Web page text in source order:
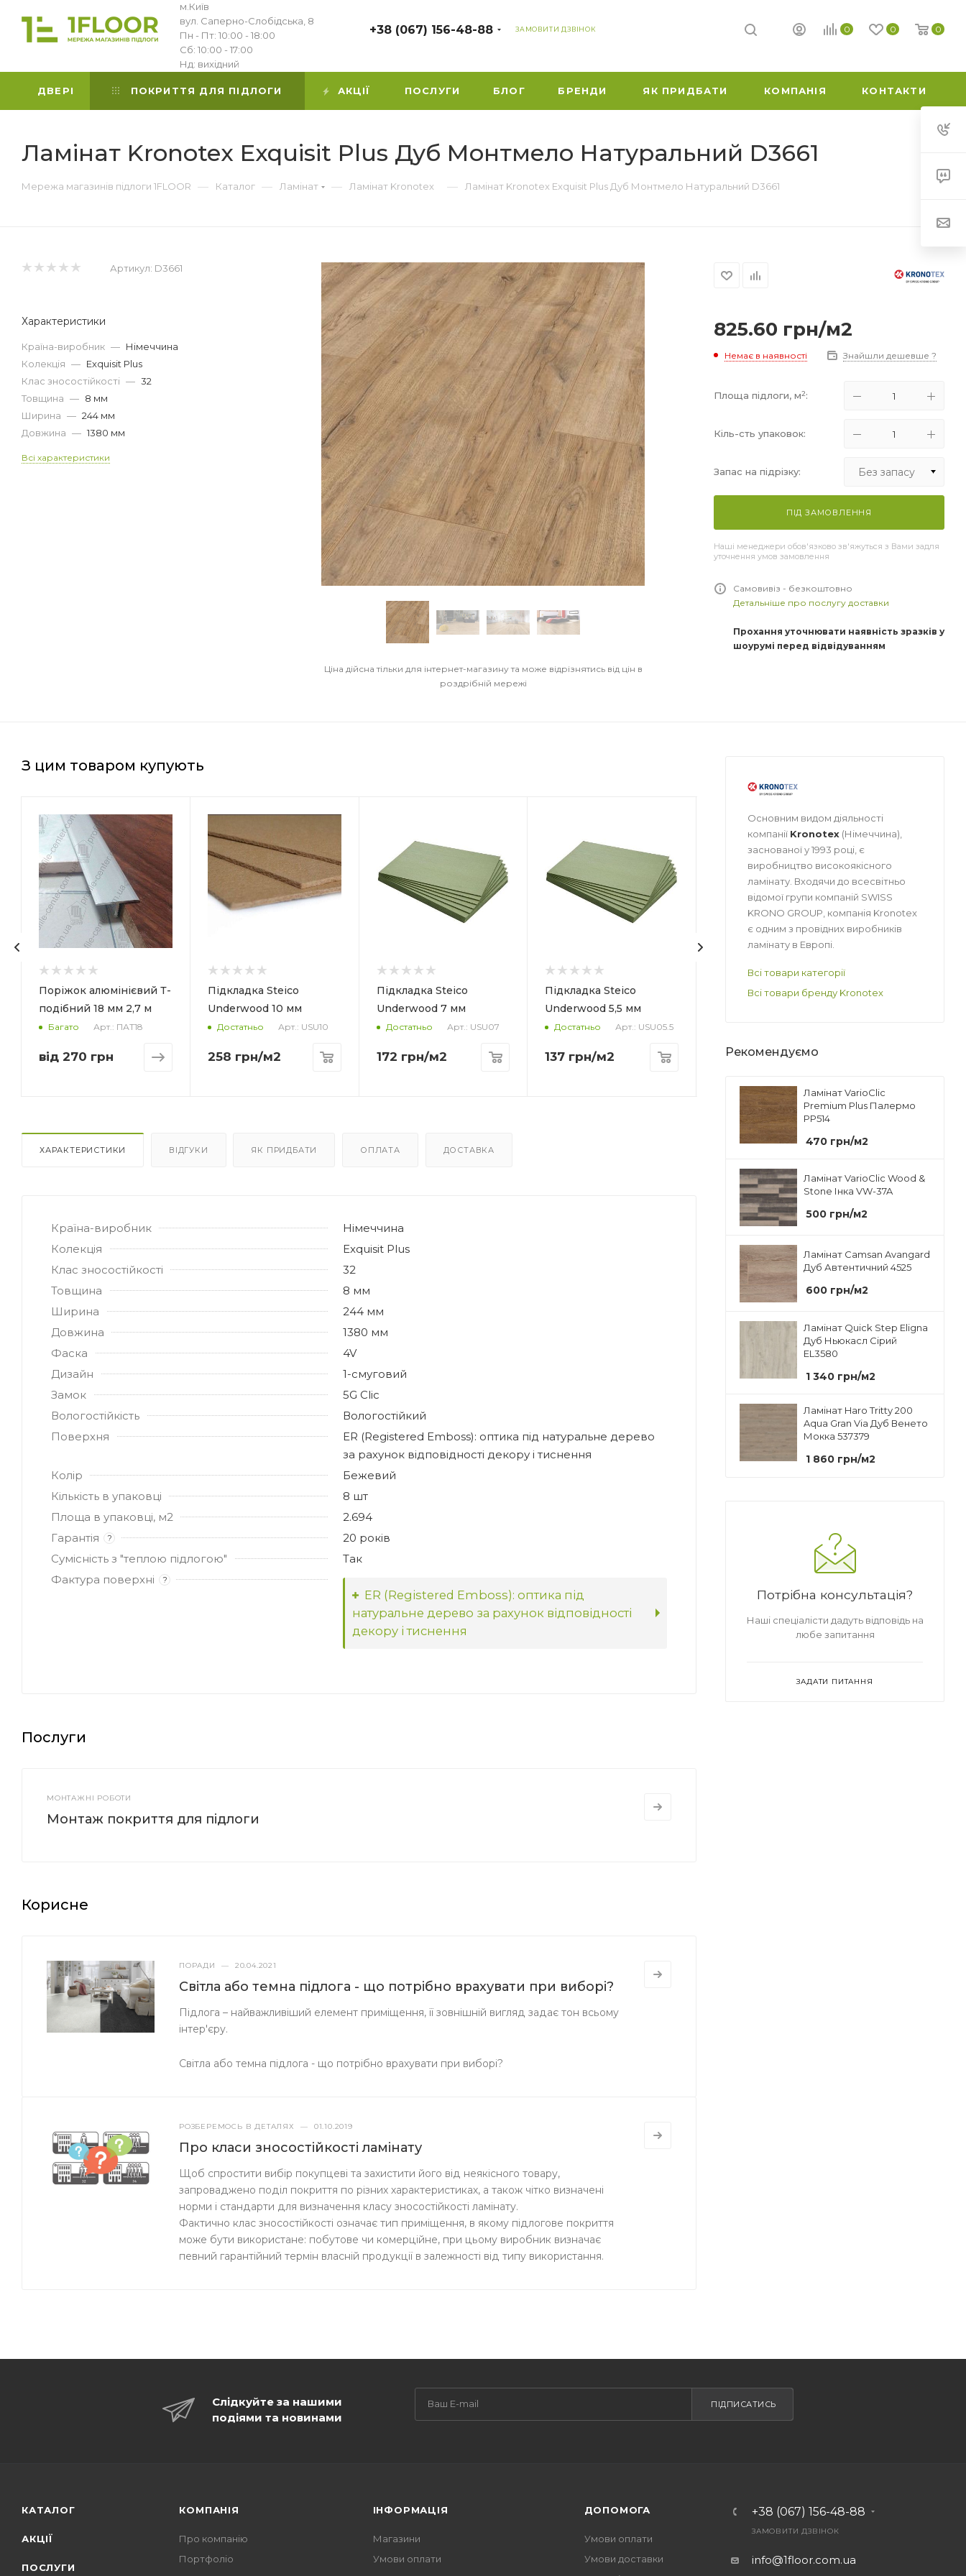
м.Київ
вул. Саперно-Слобідська, 8
Пн - Пт: 10:00 - 18:00
Сб: 10:00 - 17:00
Нд: вихідний
+38 (067) 156-48-88 ЗАМОВИТИ ДЗВІНОК 0 0 0
ДВЕРІ ПОКРИТТЯ ДЛЯ ПІДЛОГИ АКЦІЇ ПОСЛУГИ БЛОГ БРЕНДИ ЯК ПРИДБАТИ КОМПАНІЯ КОНТАКТИ
Ламінат Kronotex Exquisit Plus Дуб Монтмело Натуральний D3661
Мережа магазинів підлоги 1FLOOR — Каталог — Ламінат — Ламінат Kronotex — Ламінат Kronotex Exquisit Plus Дуб Монтмело Натуральний D3661
Ціна дійсна тільки для інтернет-магазину та може відрізнятись від цін в
роздрібній мережі
Артикул: D3661
Характеристики
Країна-виробник — Німеччина
Колекція — Exquisit Plus
Клас зносостійкості — 32
Товщина — 8 мм
Ширина — 244 мм
Довжина — 1380 мм
Всі характеристики
825.60 грн/м2
Немає в наявності Знайшли дешевше ?
Площа підлоги, м2:
Кіль-сть упаковок:
Запас на підрізку: Без запасу
+10%
ПІД ЗАМОВЛЕННЯ
Наші менеджери обов'язково зв'яжуться з Вами задля
уточнення умов замовлення
Самовивіз - безкоштовно
Детальніше про послугу доставки
Прохання уточнювати наявність зразків у
шоурумі перед відвідуванням
З цим товаром купують
Поріжок алюмінієвий Т-
подібний 18 мм 2,7 м
Багато Арт.: ПАТ18
від 270 грн
Країна-виробник
Польща
Товщина
10 мм
Ширина
590 мм
Довжина
790 мм
Матеріал
Форма упаковки
Під ламінат/
Підкладка Steico
Underwood 10 мм
Достатньо Арт.: USU10
258 грн/м2
Товщина
7 мм
590 мм
Матеріал
Форма упаковки
Під ламінат/
Підкладка Steico
Underwood 7 мм
Достатньо Арт.: USU07
172 грн/м2
Ширина
590 мм
Матеріал
Форма упаковки
Під ламінат/
Підкладка Steico
Underwood 5,5 мм
Достатньо Арт.: USU05.5
137 грн/м2
Ширина
590 мм
Матеріал
Форма упаковки
Під ламінат/
Підкладка Steico
125грн/м2
Країна-виробник
Польща
Товщина
3 мм
Ширина
590 мм
Довжина
790 мм
Деревне волокно
Під ламінат/
Кількість в упаковці
20 плит
Площа в упаковці, м2
9.322
Підкладка
ХАРАКТЕРИСТИКИ ВІДГУКИ ЯК ПРИДБАТИ ОПЛАТА ДОСТАВКА
Країна-виробник
Німеччина
Колекція
Exquisit Plus
Клас зносостійкості
32
Товщина
8 мм
Ширина
244 мм
Довжина
1380 мм
Фаска
4V
Дизайн
1-смуговий
Замок
5G Clic
Вологостійкість
Вологостійкий
Поверхня
ER (Registered Emboss): оптика під натуральне дерево
за рахунок відповідності декору і тиснення
Колір
Бежевий
Кількість в упаковці
8 шт
Площа в упаковці, м2
2.694
Гарантія
?
20 років
Сумісність з "теплою підлогою"
Так
Фактура поверхні
?
ER (Registered Emboss): оптика під
натуральне дерево за рахунок відповідності
декору і тиснення
Послуги
МОНТАЖНІ РОБОТИ
Монтаж покриття для підлоги
Корисне
ПОРАДИ — 20.04.2021
Світла або темна підлога - що потрібно врахувати при виборі?
Підлога – найважливіший елемент приміщення, її зовнішній вигляд задає тон всьому
інтер'єру.
Світла або темна підлога - що потрібно врахувати при виборі?
РОЗБЕРЕМОСЬ В ДЕТАЛЯХ — 01.10.2019
Про класи зносостійкості ламінату
Щоб спростити вибір покупцеві та захистити його від неякісного товару,
запроваджено поділ покриття по різних характеристиках, а також чітко визначені
норми і стандарти для визначення класу зносостійкості ламінату.
Фактично клас зносостійкості означає тип приміщення, в якому підлогове покриття
може бути використане: побутове чи комерційне, при цьому виробник визначає
певний гарантійний термін власній продукції в залежності від типу використання.
Основним видом діяльності
компанії Kronotex (Німеччина),
заснованої у 1993 році, є
виробництво високоякісного
ламінату. Входячи до всесвітньо
відомої групи компаній SWISS
KRONO GROUP, компанія Kronotex
є одним з провідних виробників
ламінату в Европі.
Всі товари категорії
Всі товари бренду Kronotex
Рекомендуємо
Ламінат VarioClic
Premium Plus Палермо
PP514
470 грн/м2
Ламінат VarioClic Wood &
Stone Інка VW-37A
500 грн/м2
Ламінат Camsan Avangard
Дуб Автентичний 4525
600 грн/м2
Ламінат Quick Step Eligna
Дуб Ньюкасл Сірий
EL3580
1 340 грн/м2
Ламінат Haro Tritty 200
Aqua Gran Via Дуб Венето
Мокка 537379
1 860 грн/м2
Потрібна консультація?
Наші спеціалісти дадуть відповідь на
любе запитання
ЗАДАТИ ПИТАННЯ
Слідкуйте за нашими
подіями та новинами
ПІДПИСАТИСЬ
КАТАЛОГ
АКЦІЇ
ПОСЛУГИ
КОМПАНІЯ
Про компанію
Портфоліо
ІНФОРМАЦІЯ
Магазини
Умови оплати
ДОПОМОГА
Умови оплати
Умови доставки
+38 (067) 156-48-88
ЗАМОВИТИ ДЗВІНОК
info@1floor.com.ua